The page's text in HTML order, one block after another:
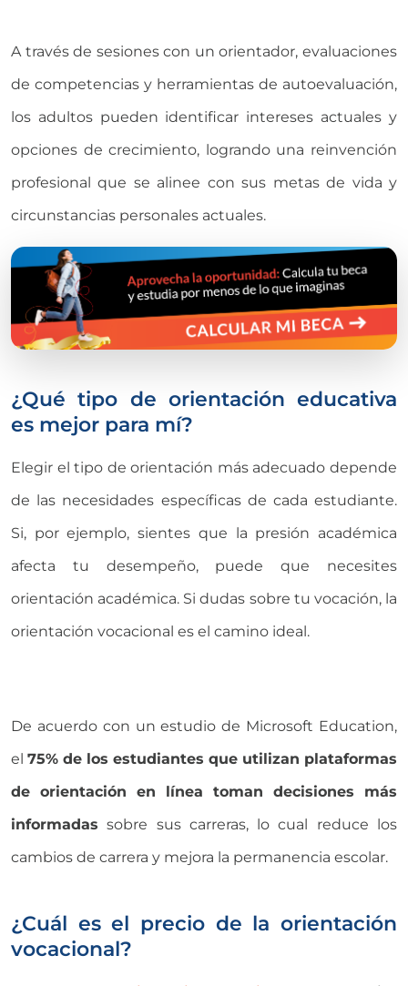
A través de sesiones con un orientador, evaluaciones
de competencias y herramientas de autoevaluación,
los adultos pueden identificar intereses actuales y
opciones de crecimiento, logrando una reinvención
profesional que se alinee con sus metas de vida y
circunstancias personales actuales.
¿Qué tipo de orientación educativa
es mejor para mí?
Elegir el tipo de orientación más adecuado depende
de las necesidades específicas de cada estudiante.
Si, por ejemplo, sientes que la presión académica
afecta tu desempeño, puede que necesites
orientación académica. Si dudas sobre tu vocación, la
orientación vocacional es el camino ideal.
De acuerdo con un estudio de Microsoft Education,
el 75% de los estudiantes que utilizan plataformas
de orientación en línea toman decisiones más
informadas sobre sus carreras, lo cual reduce los
cambios de carrera y mejora la permanencia escolar.
¿Cuál es el precio de la orientación
vocacional?